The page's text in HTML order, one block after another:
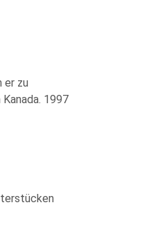
er zu
1997